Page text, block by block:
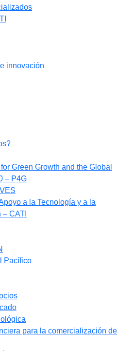
innovación
Green Growth and the Global
– P4G
a la Tecnología y a la
– CATI
Pacífico
para la comercialización de